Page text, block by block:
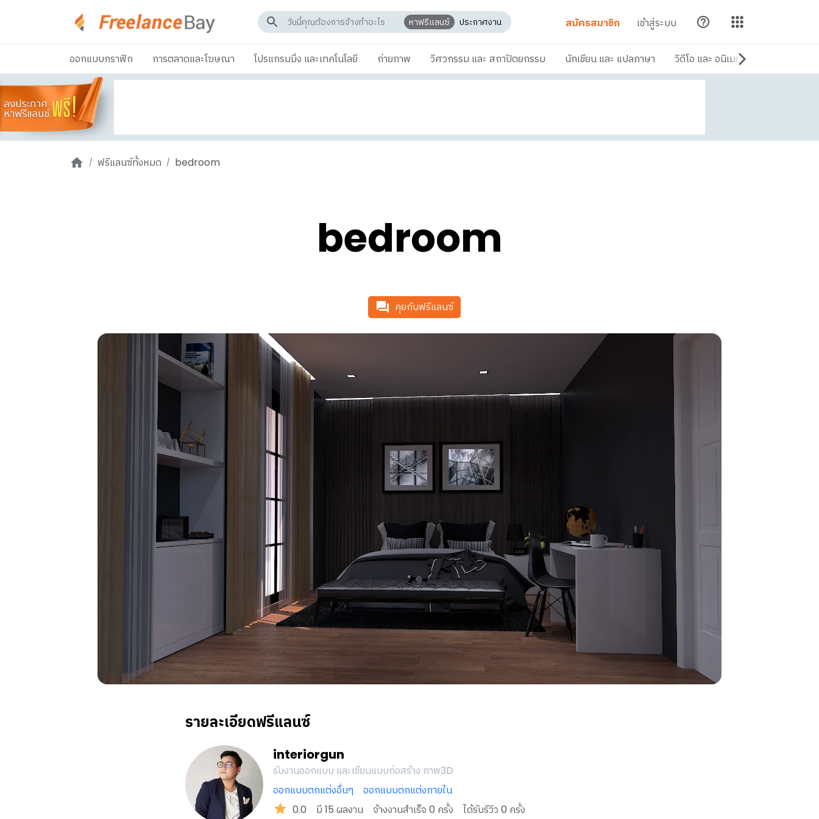
หาฟรีแลนซ์ ประกาศงาน สมัครสมาชิก เข้าสู่ระบบ
ออกแบบกราฟิก การตลาดและโฆษณา โปรแกรมมิ่ง และเทคโนโลยี ถ่ายภาพ วิศวกรรม และ สถาปัตยกรรม นักเขียน และ แปลภาษา วิดีโอ และ อนิเมชัน
ฟรีแลนซ์ทั้งหมด bedroom
bedroom
คุยกับฟรีแลนซ์
รายละเอียดฟรีแลนซ์
interiorgun
รับงานออกแบบ และเขียนแบบก่อสร้าง ภาพ3D
ออกแบบตกแต่งอื่นๆ
ออกแบบตกแต่งภายใน
0.0
มี 15 ผลงาน จ้างงานสำเร็จ 0 ครั้ง ได้รับรีวิว 0 ครั้ง